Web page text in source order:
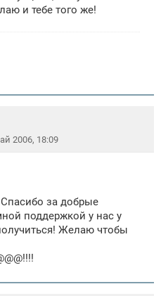
и тебе того же!
2006, 18:09
за добрые
поддержкой у нас у
Желаю чтобы